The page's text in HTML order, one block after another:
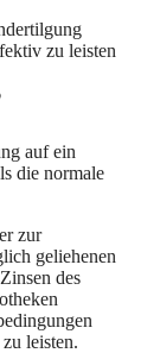
zu leisten
auf ein
die normale
zur
geliehenen
des
leisten.